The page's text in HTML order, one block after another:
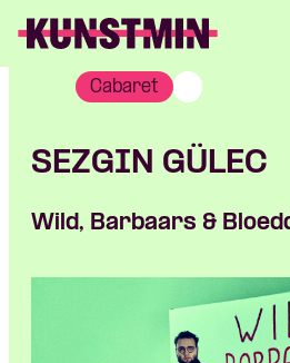
Cabaret
SEZGIN GÜLEC
Wild, Barbaars &